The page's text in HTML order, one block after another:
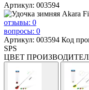
Артикул: 003594
отзывы: 0
вопросы: 0
Артикул: 003594 Код
SPS
ЦВЕТ